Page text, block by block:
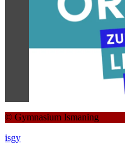
© Gymnasium Ismaning
isgy